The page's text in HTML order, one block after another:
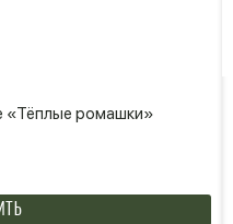
«Тёплые ромашки»